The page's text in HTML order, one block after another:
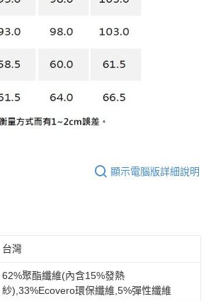
顯示電腦版詳細說明
台灣
62%聚酯纖維(內含15%發熱
紗),33%Ecovero環保纖維,5%彈性纖維